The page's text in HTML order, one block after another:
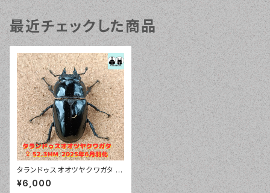
最近チェックした商品
タランドゥスオオツヤクワガタ ♀
52.3mm
¥6,000